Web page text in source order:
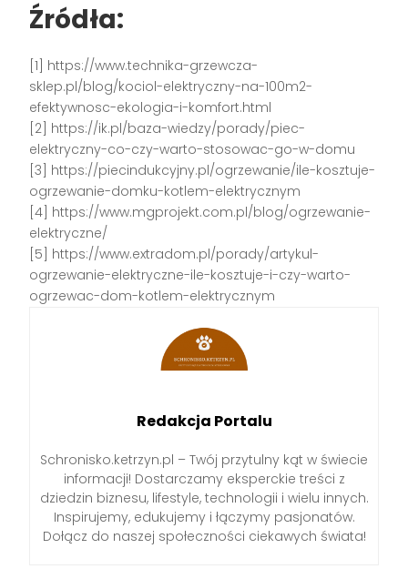
Źródła:
[1] https://www.technika-grzewcza-
sklep.pl/blog/kociol-elektryczny-na-100m2-
efektywnosc-ekologia-i-komfort.html
[2] https://ik.pl/baza-wiedzy/porady/piec-
elektryczny-co-czy-warto-stosowac-go-w-domu
[3] https://piecindukcyjny.pl/ogrzewanie/ile-kosztuje-
ogrzewanie-domku-kotlem-elektrycznym
[4] https://www.mgprojekt.com.pl/blog/ogrzewanie-
elektryczne/
[5] https://www.extradom.pl/porady/artykul-
ogrzewanie-elektryczne-ile-kosztuje-i-czy-warto-
ogrzewac-dom-kotlem-elektrycznym
Redakcja Portalu
Schronisko.ketrzyn.pl – Twój przytulny kąt w świecie
informacji! Dostarczamy eksperckie treści z
dziedzin biznesu, lifestyle, technologii i wielu innych.
Inspirujemy, edukujemy i łączymy pasjonatów.
Dołącz do naszej społeczności ciekawych świata!